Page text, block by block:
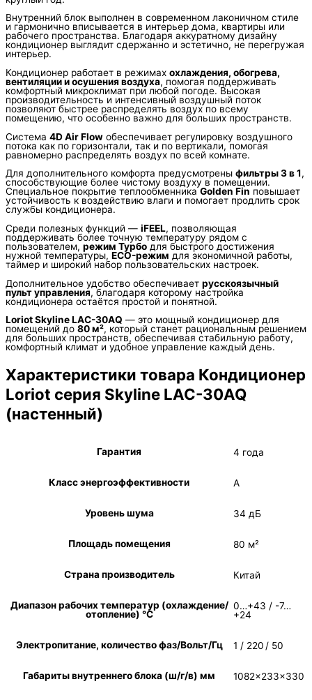
Внутренний блок выполнен в современном лаконичном стиле
и гармонично вписывается в интерьер дома, квартиры или
рабочего пространства. Благодаря аккуратному дизайну
кондиционер выглядит сдержанно и эстетично, не перегружая
интерьер.
Кондиционер работает в режимах охлаждения, обогрева,
вентиляции и осушения воздуха, помогая поддерживать
комфортный микроклимат при любой погоде. Высокая
производительность и интенсивный воздушный поток
позволяют быстрее распределять воздух по всему
помещению, что особенно важно для больших пространств.
Система 4D Air Flow обеспечивает регулировку воздушного
потока как по горизонтали, так и по вертикали, помогая
равномерно распределять воздух по всей комнате.
Для дополнительного комфорта предусмотрены фильтры 3 в 1,
способствующие более чистому воздуху в помещении.
Специальное покрытие теплообменникаGolden Fin повышает
устойчивость к воздействию влаги и помогает продлить срок
службы кондиционера.
Среди полезных функций — iFEEL, позволяющая
поддерживать более точную температуру рядом с
пользователем, режим Турбо для быстрого достижения
нужной температуры, ECO-режим для экономичной работы,
таймер и широкий набор пользовательских настроек.
Дополнительное удобство обеспечивает русскоязычный
пульт управления, благодаря которому настройка
кондиционера остаётся простой и понятной.
Loriot Skyline LAC-30AQ — это мощный кондиционер для
помещений до 80 м², который станет рациональным решением
для больших пространств, обеспечивая стабильную работу,
комфортный климат и удобное управление каждый день.
Характеристики товара Кондиционер
Loriot серия Skyline LAC-30AQ
(настенный)
Гарантия 4 года
Класс энергоэффективности A
Уровень шума 34 дБ
Площадь помещения 80 м²
Страна производитель Китай
Диапазон рабочих температур (охлаждение/
отопление) °C
0…+43 / -7…
+24
Электропитание, количество фаз/Вольт/Гц 1 / 220 / 50
Габариты внутреннего блока (ш/г/в) мм 1082×233×330